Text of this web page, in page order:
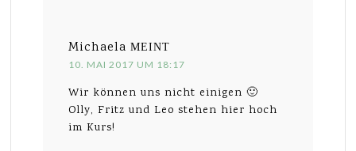
Michaela MEINT
10. MAI 2017 UM 18:17
Wir können uns nicht einigen 🙂
Olly, Fritz und Leo stehen hier hoch
im Kurs!